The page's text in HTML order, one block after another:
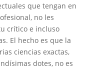
que tengan en
no les
crítico e incluso
El hecho es que la
ciencias exactas,
dotes, no es